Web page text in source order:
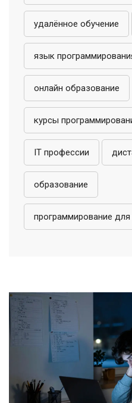
удалённое обучение
язык
онлайн образование
курсы
IT профессии
образование
программирование